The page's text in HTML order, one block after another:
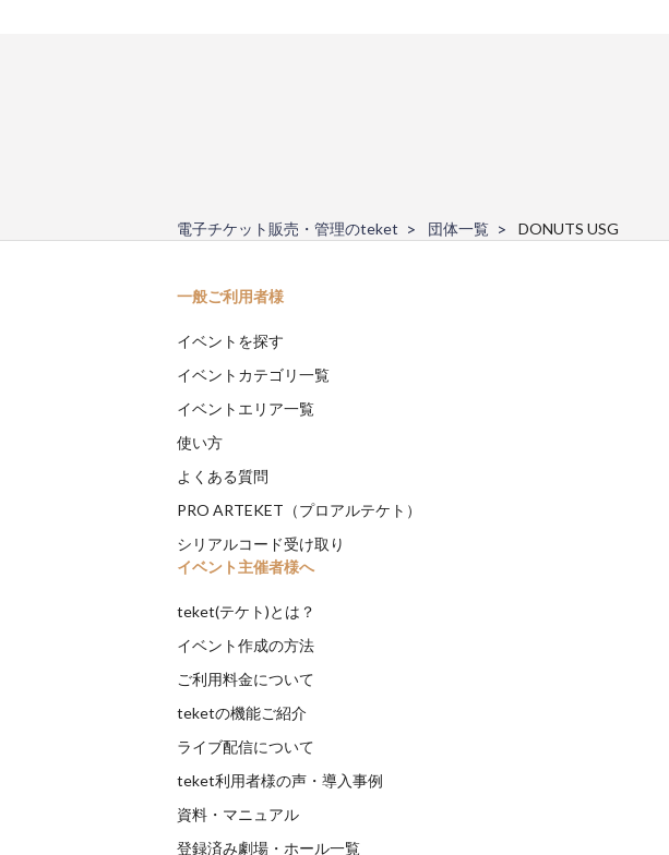
電子チケット販売・管理のteket 団体一覧 DONUTS USG
一般ご利用者様
イベントを探す
イベントカテゴリ一覧
イベントエリア一覧
使い方
よくある質問
PRO ARTEKET（プロアルテケト）
シリアルコード受け取り
イベント主催者様へ
teket(テケト)とは？
イベント作成の方法
ご利用料金について
teketの機能ご紹介
ライブ配信について
teket利用者様の声・導入事例
資料・マニュアル
登録済み劇場・ホール一覧